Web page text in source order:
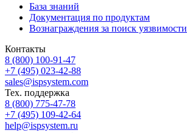
База знаний
Документация по продуктам
Вознаграждения за поиск уязвимости
Контакты
8 (800) 100⁠-⁠91⁠-⁠47
+7 (495) 023⁠-⁠42⁠-⁠88
sales@ispsystem.com
Тех. поддержка
8 (800) 775⁠-⁠47⁠-⁠78
+7 (495) 109⁠-⁠42⁠-⁠64
help@ispsystem.ru